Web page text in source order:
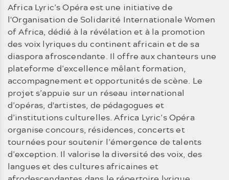
Africa Lyric’s Opéra est une initiative de
l'Organisation de Solidarité Internationale Women
of Africa, dédié à la révélation et à la promotion
des voix lyriques du continent africain et de sa
diaspora afroscendante. Il offre aux chanteurs une
plateforme d’excellence mêlant formation,
accompagnement et opportunités de scène. Le
projet s’appuie sur un réseau international
d’opéras, d'artistes, de pédagogues et
d’institutions culturelles. Africa Lyric’s Opéra
organise concours, résidences, concerts et
tournées pour soutenir l’émergence de talents
d’exception. Il valorise la diversité des voix, des
langues et des cultures africaines et